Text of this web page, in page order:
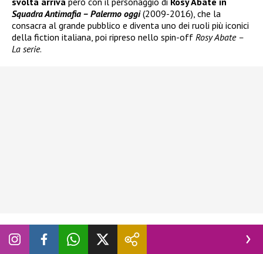
Squadra Antimafia – Palermo oggi(2009-2016), che la
consacra al grande pubblico e diventa uno dei ruoli più iconici
della fiction italiana, poi ripreso nello spin-off Rosy Abate –
La serie.
Giulia Michelini a Belve tra risate,